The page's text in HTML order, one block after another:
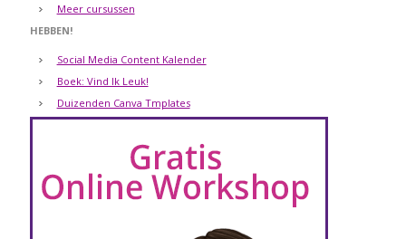
Meer cursussen
HEBBEN!
Social Media Content Kalender
Boek: Vind Ik Leuk!
Duizenden Canva Tmplates